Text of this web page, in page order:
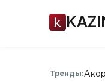
Тренды: